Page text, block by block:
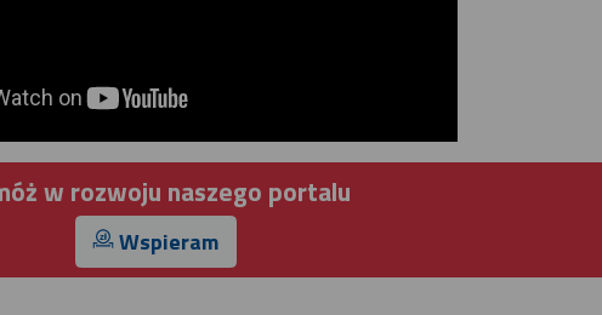
w rozwoju naszego portalu
Wspieram